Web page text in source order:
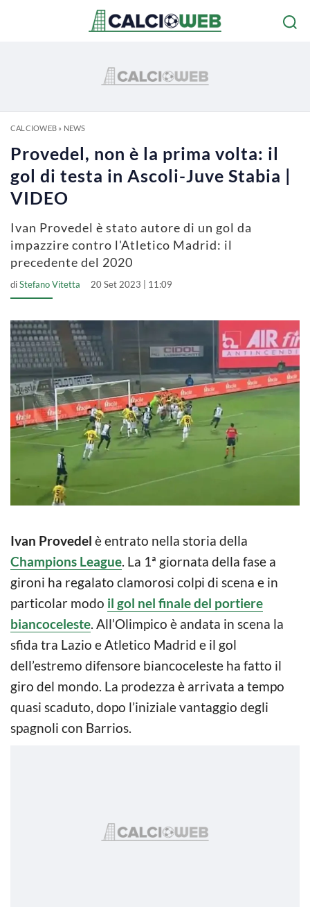
CALCIOWEB» NEWS
Provedel, non è la prima volta: il
gol di testa in Ascoli-Juve Stabia |
VIDEO
Ivan Provedel è stato autore di un gol da
impazzire contro l'Atletico Madrid: il
precedente del 2020
diStefano Vitetta 20 Set 2023 | 11:09
Ivan Provedel è entrato nella storia della
Champions League. La 1ª giornata della fase a
gironi ha regalato clamorosi colpi di scena e in
particolar modo il gol nel finale del portiere
biancoceleste. All’Olimpico è andata in scena la
sfida tra Lazio e Atletico Madrid e il gol
dell’estremo difensore biancoceleste ha fatto il
giro del mondo. La prodezza è arrivata a tempo
quasi scaduto, dopo l’iniziale vantaggio degli
spagnoli con Barrios.